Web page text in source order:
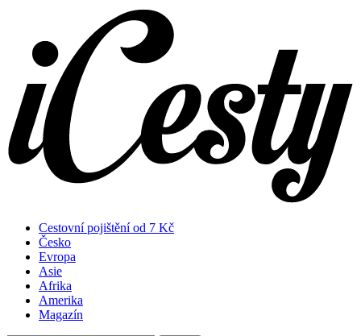
Cestovní pojištění od 7 Kč
Česko
Evropa
Asie
Afrika
Amerika
Magazín